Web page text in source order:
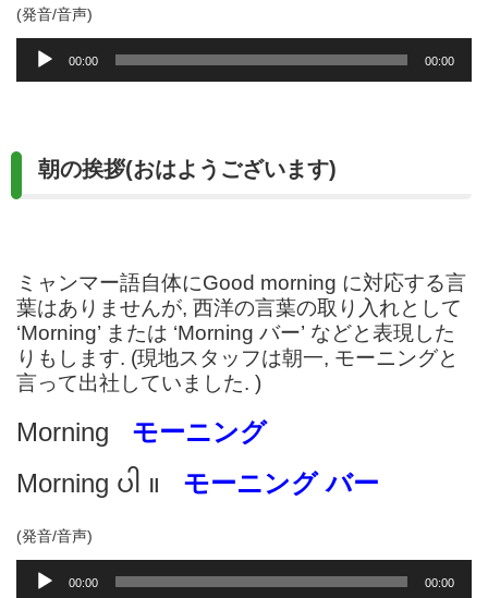
(発音/音声)
ー
00:00 00:00
朝の挨拶(おはようございます)
ミャンマー語自体にGood morning に対応する言
葉はありませんが, 西洋の言葉の取り入れとして
‘Morning’ または ‘Morning バー’ などと表現した
りもします. (現地スタッフは朝一, モーニングと
言って出社していました. )
Morning モーニング
Morning ပါ ။ モーニング バー
(発音/音声)
00:00 00:00